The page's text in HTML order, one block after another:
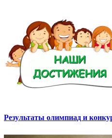
Результаты олимпиад и